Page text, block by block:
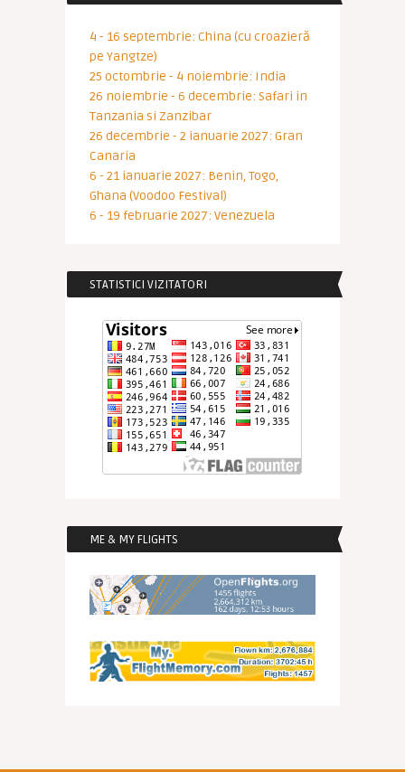
4 - 16 septembrie: China (cu croazieră
pe Yangtze)
25 octombrie - 4 noiembrie: India
26 noiembrie - 6 decembrie: Safari in
Tanzania si Zanzibar
26 decembrie - 2 ianuarie 2027: Gran
Canaria
6 - 21 ianuarie 2027: Benin, Togo,
Ghana (Voodoo Festival)
6 - 19 februarie 2027: Venezuela
STATISTICI VIZITATORI
ME & MY FLIGHTS